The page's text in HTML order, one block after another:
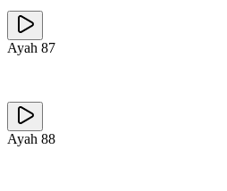
Ayah 87
Ayah 88